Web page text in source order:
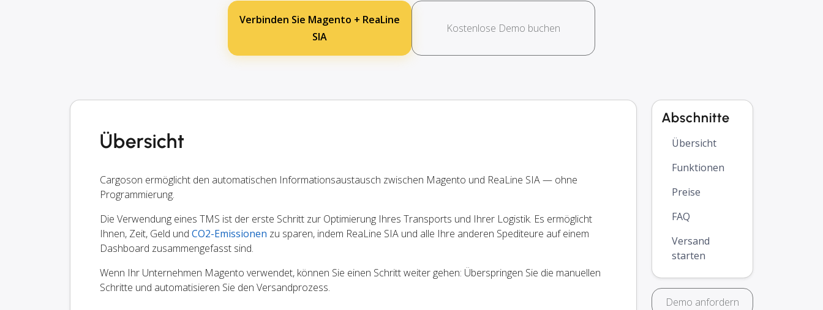
Verbinden Sie Magento + ReaLine
SIA
Kostenlose Demo buchen
Übersicht
Cargoson ermöglicht den automatischen Informationsaustausch zwischen Magento und ReaLine SIA — ohne
Programmierung.
Die Verwendung eines TMS ist der erste Schritt zur Optimierung Ihres Transports und Ihrer Logistik. Es ermöglicht
Ihnen, Zeit, Geld und CO2-Emissionen zu sparen, indem ReaLine SIA und alle Ihre anderen Spediteure auf einem
Dashboard zusammengefasst sind.
Wenn Ihr Unternehmen Magento verwendet, können Sie einen Schritt weiter gehen: Überspringen Sie die manuellen
Schritte und automatisieren Sie den Versandprozess.
Abschnitte
Übersicht
Funktionen
Preise
FAQ
Versand
starten
Demo anfordern